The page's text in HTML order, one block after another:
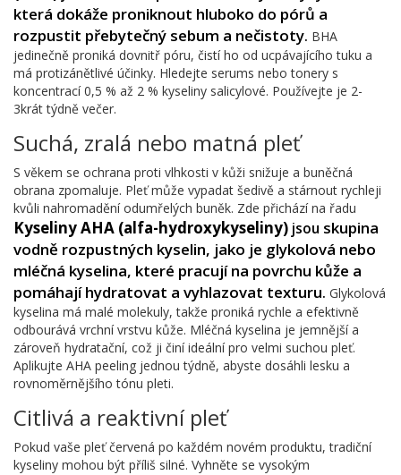
která dokáže proniknout hluboko do pórů a
rozpustit přebytečný sebum a nečistoty. BHA
jedinečně proniká dovnitř póru, čistí ho od ucpávajícího tuku a
má protizánětlivé účinky. Hledejte serums nebo tonery s
koncentrací 0,5 % až 2 % kyseliny salicylové. Používejte je 2-
3krát týdně večer.
Suchá, zralá nebo matná pleť
S věkem se ochrana proti vlhkosti v kůži snižuje a buněčná
obrana zpomaluje. Pleť může vypadat šedivě a stárnout rychleji
kvůli nahromadění odumřelých buněk. Zde přichází na řadu
Kyseliny AHA (alfa-hydroxykyseliny) jsou skupina
vodně rozpustných kyselin, jako je glykolová nebo
mléčná kyselina, které pracují na povrchu kůže a
pomáhají hydratovat a vyhlazovat texturu. Glykolová
kyselina má malé molekuly, takže proniká rychle a efektivně
odbourává vrchní vrstvu kůže. Mléčná kyselina je jemnější a
zároveň hydratační, což ji činí ideální pro velmi suchou pleť.
Aplikujte AHA peeling jednou týdně, abyste dosáhli lesku a
rovnoměrnějšího tónu pleti.
Citlivá a reaktivní pleť
Pokud vaše pleť červená po každém novém produktu, tradiční
kyseliny mohou být příliš silné. Vyhněte se vysokým